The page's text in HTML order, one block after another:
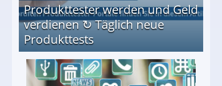
Produkttester werden und Geld
verdienen ↻ Täglich neue
Produkttests
↻ Täglich neue Produkttests